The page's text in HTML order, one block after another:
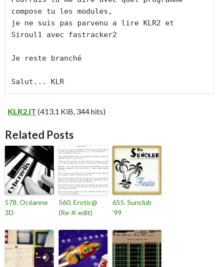
compose tu les modules,
je ne suis pas parvenu a lire KLR2 et
Siroul1 avec fastracker2
Je reste branché
Salut... KLR
KLR2.IT (413,1 KiB, 344 hits)
Related Posts
578. Océanne
3D
560. Erotic@
(Re-X-edit)
655. Sunclub
’99